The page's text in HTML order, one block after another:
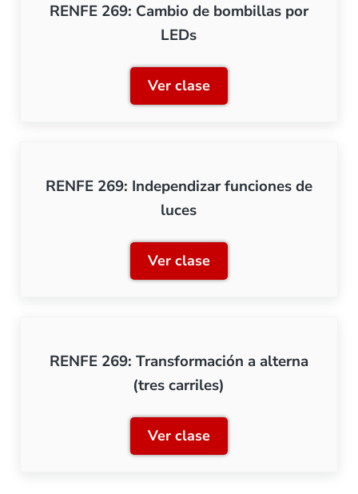
RENFE 269: Cambio de bombillas por
LEDs
Ver claseRENFE 269: Cambio de
RENFE 269: Independizar funciones de
luces
Ver claseRENFE 269: Independizar
RENFE 269: Transformación a alterna
(tres carriles)
Ver claseRENFE 269: